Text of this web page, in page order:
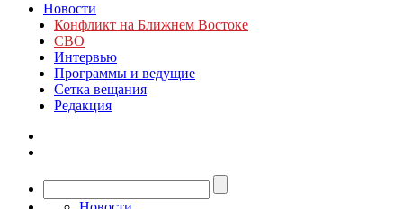
Новости
Конфликт на Ближнем Востоке
СВО
Интервью
Программы и ведущие
Сетка вещания
Редакция